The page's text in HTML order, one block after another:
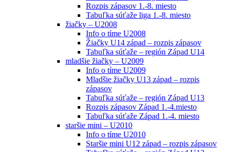
Rozpis zápasov 1.-8. miesto
Tabuľka súťaže liga 1.-8. miesto
žiačky – U2008
Info o tíme U2008
Žiačky U14 západ – rozpis zápasov
Tabuľka súťaže – región Západ U14
mladšie žiačky – U2009
Info o tíme U2009
Mladšie žiačky U13 západ – rozpis
zápasov
Tabuľka súťaže – región Západ U13
Rozpis zápasov Západ 1.-4.miesto
Tabuľka súťaže Západ 1.-4. miesto
staršie mini – U2010
Info o tíme U2010
Staršie mini U12 západ – rozpis zápasov